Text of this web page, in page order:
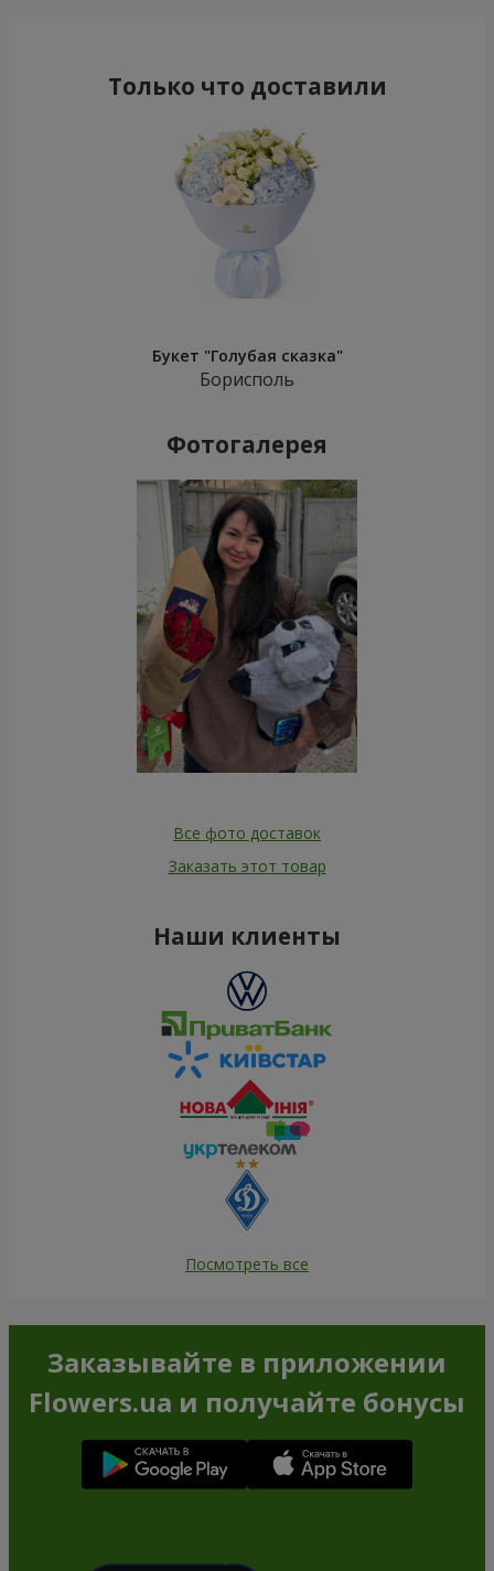
Только что доставили
Букет "Голубая сказка"
Борисполь
Фотогалерея
Все фото доставок
Заказать этот товар
Наши клиенты
Посмотреть все
Заказывайте в приложении
Flowers.ua и получайте бонусы